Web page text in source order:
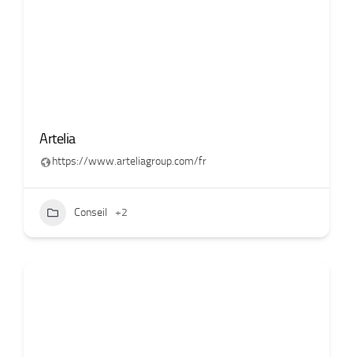
Artelia
https://www.arteliagroup.com/fr
Conseil +2